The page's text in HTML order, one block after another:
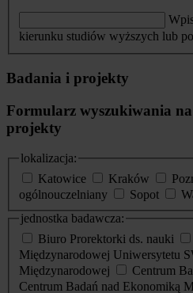
kierunku studiów wyższych lub
Badania i projekty
Formularz wyszukiwania
projekty
lokalizacja:
Katowice
Kraków
ogólnouczelniany
Sopot
jednostka badawcza:
Biuro Prorektorki ds. nauki
Międzynarodowej Uniwersytetu
Międzynarodowej
Centrum
Centrum Badań nad Ekonomiką